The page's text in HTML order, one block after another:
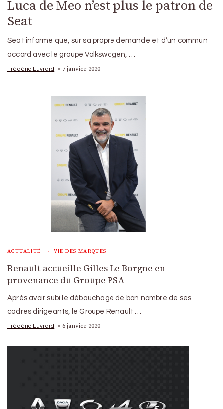
Luca de Meo n’est plus le patron de
Seat
Seat informe que, sur sa propre demande et d’un commun
accord avec le groupe Volkswagen, …
Frédéric Euvrard 7 janvier 2020
ACTUALITÉ VIE DES MARQUES
Renault accueille Gilles Le Borgne en
provenance du Groupe PSA
Après avoir subi le débauchage de bon nombre de ses
cadres dirigeants, le Groupe Renault …
Frédéric Euvrard 6 janvier 2020